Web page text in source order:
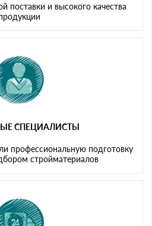
поставки и высокого качества
СПЕЦИАЛИСТЫ
профессиональную подготовку
стройматериалов